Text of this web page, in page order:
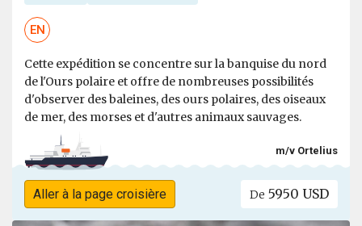
EN
Cette expédition se concentre sur la banquise du nord
de l'Ours polaire et offre de nombreuses possibilités
d'observer des baleines, des ours polaires, des oiseaux
de mer, des morses et d'autres animaux sauvages.
m/v Ortelius
Aller à la page croisière De 5950 USD